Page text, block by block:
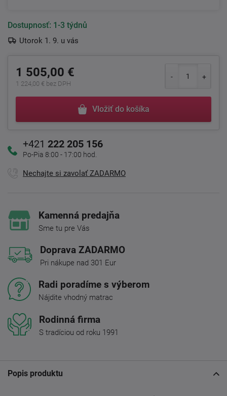
Dostupnosť: 1-3 týdnů
Utorok 1. 9. u vás
1 505,00 €
1 224,00 € bez DPH
Vložiť do košíka
+421 222 205 156
Po-Pia 8:00 - 17:00 hod.
Nechajte si zavolať ZADARMO
Kamenná predajňa
Sme tu pre Vás
Doprava ZADARMO
Pri nákupe nad 301 Eur
Radi poradíme s výberom
Nájdite vhodný matrac
Rodinná firma
S tradíciou od roku 1991
Popis produktu